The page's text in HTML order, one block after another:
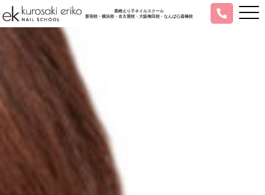
黒崎えり子ネイルスクール
新宿校・横浜校・名古屋校・大阪梅田校・なんば心斎橋校